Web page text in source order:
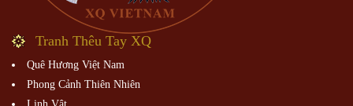
Tranh Thêu Tay XQ
Quê Hương Việt Nam
Phong Cảnh Thiên Nhiên